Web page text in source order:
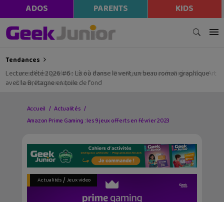
ADOS PARENTS KIDS
Tendances
Lecture d’été 2026 #6 : Là où danse le vent, un beau roman graphique
avec la Bretagne en toile de fond
Accueil
Actualités
Amazon Prime Gaming : les 9 jeux offerts en février 2023
Actualités/ Jeux video
modal-check